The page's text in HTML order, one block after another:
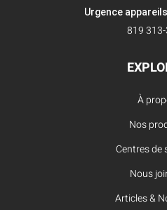
Urgence
819
À
Nos
Centres de
Nous
Articles &